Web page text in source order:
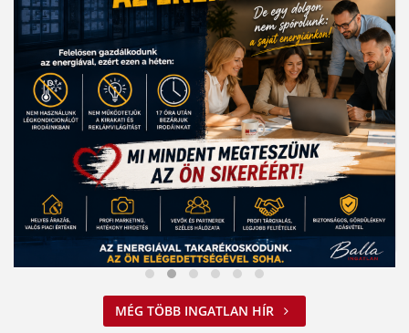
Nem spórolunk az energiával
MÉG TÖBB INGATLAN HÍR